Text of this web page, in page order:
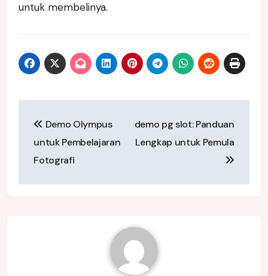
untuk membelinya.
navigation
Demo Olympus
untuk Pembelajaran
Fotografi
demo pg slot: Panduan
Lengkap untuk Pemula